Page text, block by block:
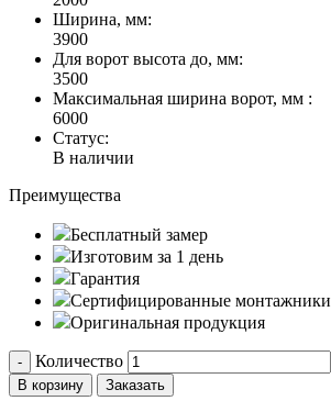
Ширина, мм:
3900
Для ворот высота до, мм:
3500
Максимальная ширина ворот, мм :
6000
Статус:
В наличии
Преимущества
Бесплатный замер
Изготовим за 1 день
Гарантия
Сертифицированные монтажники
Оригинальная продукция
- Количество
В корзину
Заказать